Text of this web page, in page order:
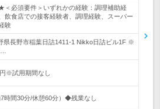
＜必須要件＞いずれかの経験：調理補助経
飲食店での接客経験者、調理経験、スーパー
験
長野市稲葉日詰1411-1 Nikko日詰ビル1F ※
※試用期間なし
時間30分/休憩60分）◆残業なし